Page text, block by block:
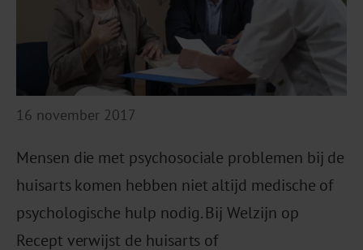
16 november 2017
Mensen die met psychosociale problemen bij de
huisarts komen hebben niet altijd medische of
psychologische hulp nodig. Bij Welzijn op
Recept verwijst de huisarts of